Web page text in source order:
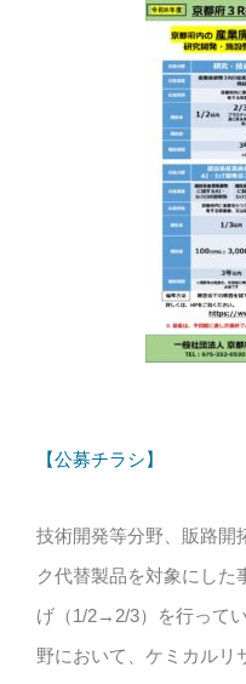
【公募チラシ】
技術開発等分野、販路開
ク代替製品を対象にした
げ（1/2→2/3）を行って
野において、ケミカルリ